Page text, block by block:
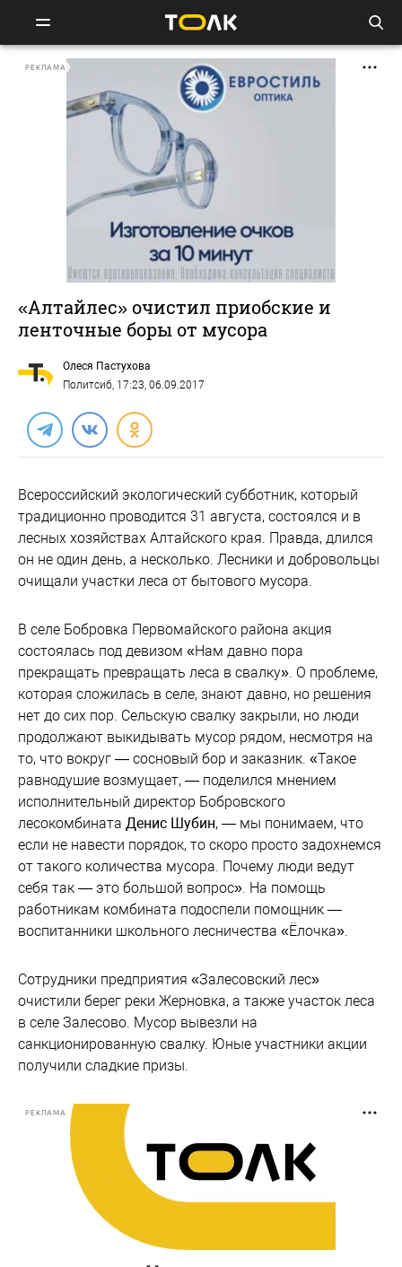
РЕКЛАМА
«Алтайлес» очистил приобские и
ленточные боры от мусора
Олеся Пастухова
Политсиб, 17:23, 06.09.2017
Всероссийский экологический субботник, который
традиционно проводится 31 августа, состоялся и в
лесных хозяйствах Алтайского края. Правда, длился
он не один день, а несколько. Лесники и добровольцы
очищали участки леса от бытового мусора.
В селе Бобровка Первомайского района акция
состоялась под девизом «Нам давно пора
прекращать превращать леса в свалку». О проблеме,
которая сложилась в селе, знают давно, но решения
нет до сих пор. Сельскую свалку закрыли, но люди
продолжают выкидывать мусор рядом, несмотря на
то, что вокруг — сосновый бор и заказник. «Такое
равнодушие возмущает, — поделился мнением
исполнительный директор Бобровского
лесокомбината Денис Шубин, — мы понимаем, что
если не навести порядок, то скоро просто задохнемся
от такого количества мусора. Почему люди ведут
себя так — это большой вопрос». На помощь
работникам комбината подоспели помощник —
воспитанники школьного лесничества «Ёлочка».
Сотрудники предприятия «Залесовский лес»
очистили берег реки Жерновка, а также участок леса
в селе Залесово. Мусор вывезли на
санкционированную свалку. Юные участники акции
получили сладкие призы.
РЕКЛАМА